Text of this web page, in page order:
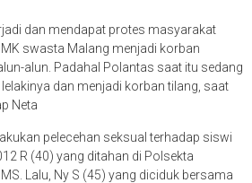
dan mendapat protes masyarakat
swasta Malang menjadi korban
alun. Padahal Polantas saat itu sedang
dan menjadi korban tilang, saat
Neta
pelecehan seksual terhadap siswi
R (40) yang ditahan di Polsekta
Lalu, Ny S (45) yang diciduk bersama